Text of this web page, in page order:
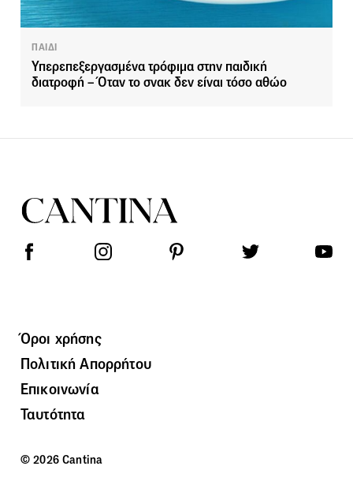
ΠΑΙΔΙ
Υπερεπεξεργασμένα τρόφιμα στην παιδική
διατροφή – Όταν το σνακ δεν είναι τόσο αθώο
Όροι χρήσης
Πολιτική Απορρήτου
Επικοινωνία
Ταυτότητα
© 2026 Cantina